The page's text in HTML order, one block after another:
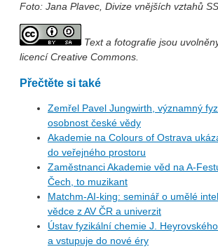
Foto: Jana Plavec, Divize vnějších vztahů
Text a fotografie jsou
licencí Creative Commons.
Přečtěte si také
Zemřel Pavel Jungwirth, významný
osobnost české vědy
Akademie na Colours of Ostrava
do veřejného prostoru
Zaměstnanci Akademie věd na A-
Čech, to muzikant
Matchm-AI-king: seminář o umělé
vědce z AV ČR a univerzit
Ústav fyzikální chemie J.
a vstupuje do nové éry